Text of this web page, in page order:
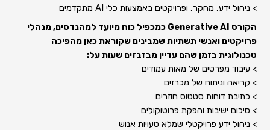
> ניהול ידע, מחקר, ופרויקטים באמצעות כלי AI מתקדמים
הקורס Generative AI כמכפיל כוח מיועד למהנדסים, מנהלי
פרויקטים ואנשי תשתיות שמבינים שקוראת כאן מהפיכה
טכנולוגית בזמן שהם עדיין מבזבזים שעות על:
> עיבוד מפרטים של מאות עמודים
> קריאה וניתוח של מכרזים
> כתיבת דוחות סטטוס חוזרים
> סיכום ישיבות והפקת פרוטוקולים
> ניהול ידע פרויקטלי שמלא טעויות אנוש